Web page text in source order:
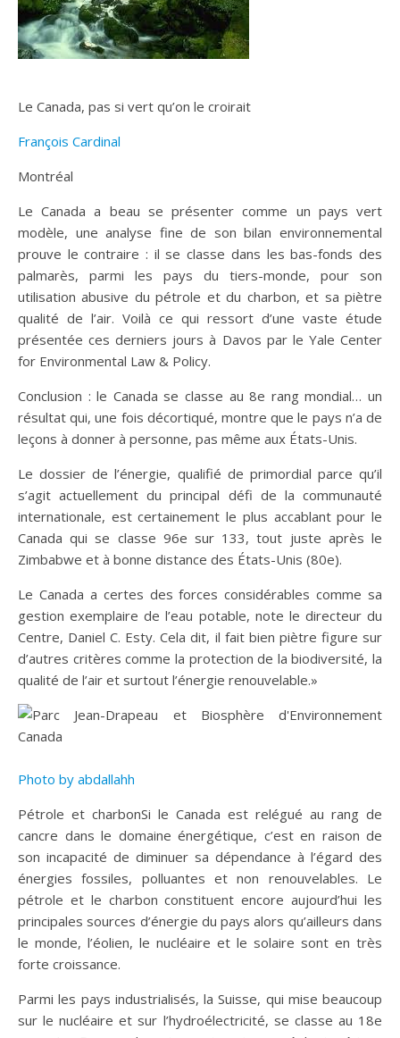
Le Canada, pas si vert qu’on le croirait
François Cardinal
Montréal
Le Canada a beau se présenter comme un pays vert
modèle, une analyse fine de son bilan environnemental
prouve le contraire : il se classe dans les bas-fonds des
palmarès, parmi les pays du tiers-monde, pour son
utilisation abusive du pétrole et du charbon, et sa piètre
qualité de l’air. Voilà ce qui ressort d’une vaste étude
présentée ces derniers jours à Davos par le Yale Center
for Environmental Law & Policy.
Conclusion : le Canada se classe au 8e rang mondial… un
résultat qui, une fois décortiqué, montre que le pays n’a de
leçons à donner à personne, pas même aux États-Unis.
Le dossier de l’énergie, qualifié de primordial parce qu’il
s’agit actuellement du principal défi de la communauté
internationale, est certainement le plus accablant pour le
Canada qui se classe 96e sur 133, tout juste après le
Zimbabwe et à bonne distance des États-Unis (80e).
Le Canada a certes des forces considérables comme sa
gestion exemplaire de l’eau potable, note le directeur du
Centre, Daniel C. Esty. Cela dit, il fait bien piètre figure sur
d’autres critères comme la protection de la biodiversité, la
qualité de l’air et surtout l’énergie renouvelable.»
Photo by abdallahh
Pétrole et charbonSi le Canada est relégué au rang de
cancre dans le domaine énergétique, c’est en raison de
son incapacité de diminuer sa dépendance à l’égard des
énergies fossiles, polluantes et non renouvelables. Le
pétrole et le charbon constituent encore aujourd’hui les
principales sources d’énergie du pays alors qu’ailleurs dans
le monde, l’éolien, le nucléaire et le solaire sont en très
forte croissance.
Parmi les pays industrialisés, la Suisse, qui mise beaucoup
sur le nucléaire et sur l’hydroélectricité, se classe au 18e